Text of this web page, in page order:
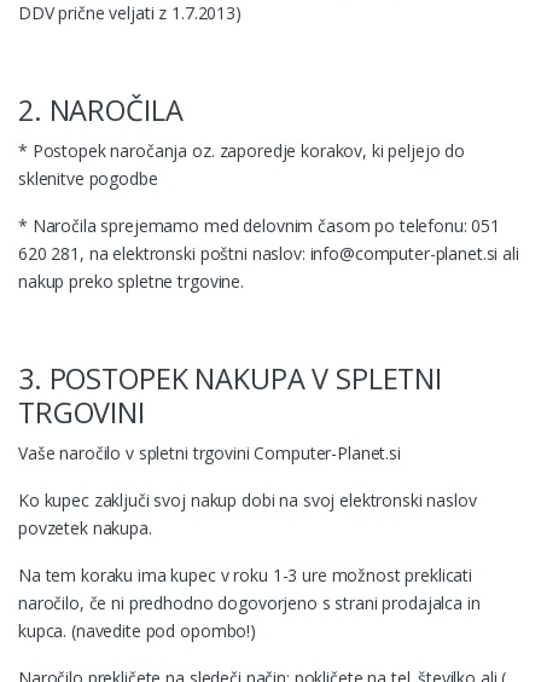
DDV prične veljati z 1.7.2013)
2. NAROČILA
* Postopek naročanja oz. zaporedje korakov, ki peljejo do
sklenitve pogodbe
* Naročila sprejemamo med delovnim časom po telefonu: 051
620 281, na elektronski poštni naslov: info@computer-planet.si ali
nakup preko spletne trgovine.
3. POSTOPEK NAKUPA V SPLETNI
TRGOVINI
Vaše naročilo v spletni trgovini Computer-Planet.si
Ko kupec zaključi svoj nakup dobi na svoj elektronski naslov
povzetek nakupa.
Na tem koraku ima kupec v roku 1-3 ure možnost preklicati
naročilo, če ni predhodno dogovorjeno s strani prodajalca in
kupca. (navedite pod opombo!)